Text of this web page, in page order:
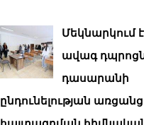
Մեկնարկում
ավագ
դասարանի
ընդունելության առցանց